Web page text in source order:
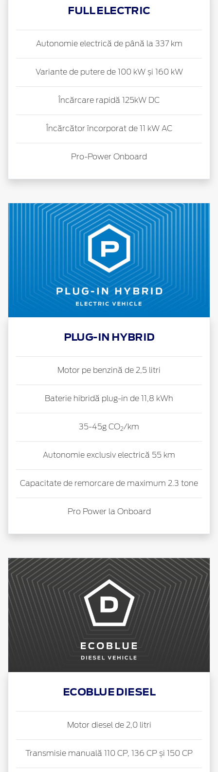
FULL ELECTRIC
Autonomie electrică de până la 337 km
Variante de putere de 100 kW și 160 kW
Încărcare rapidă 125kW DC
Încărcător încorporat de 11 kW AC
Pro-Power Onboard
PLUG-IN HYBRID
Motor pe benzină de 2,5 litri
Baterie hibridă plug-in de 11,8 kWh
35-45g CO2/km
Autonomie exclusiv electrică 55 km
Capacitate de remorcare de maximum 2.3 tone
Pro Power la Onboard
ECOBLUE DIESEL
Motor diesel de 2,0 litri
Transmisie manuală 110 CP, 136 CP și 150 CP